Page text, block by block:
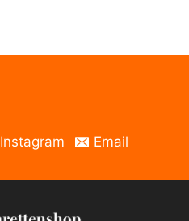
Instagram Email